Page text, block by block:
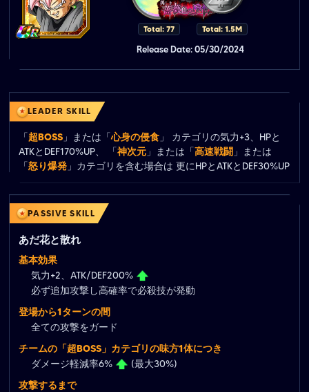
LEADER SKILL
「超BOSS 」または「心身の侵食 」 カテゴリの気力+3、HPと
ATKとDEF170%UP、 「神次元 」または「高速戦闘 」または
「怒り爆発 」カテゴリを含む場合は 更にHPとATKとDEF30%UP
PASSIVE SKILL
あだ花と散れ
基本効果
気力+2、ATK/DEF200%
必ず追加攻撃し高確率で必殺技が発動
登場から1ターンの間
全ての攻撃をガード
チームの「超BOSS」カテゴリの味方1体につき
ダメージ軽減率6%
(最大30%)
攻撃するまで
Total: 77 Total: 1.5M
Release Date: 05/30/2024